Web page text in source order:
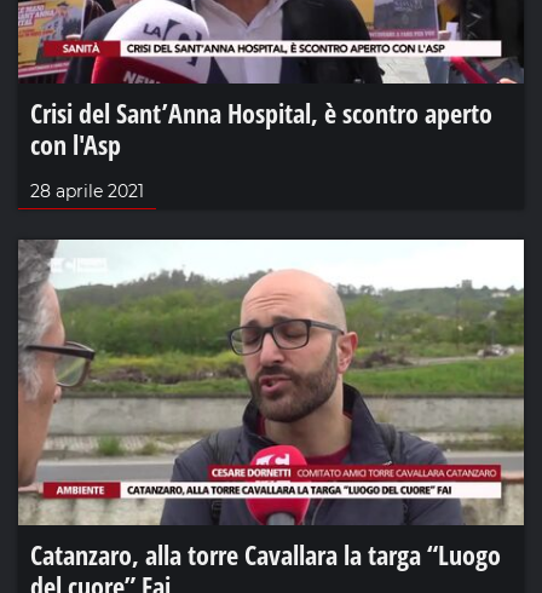
Crisi del Sant’Anna Hospital, è scontro aperto
con l'Asp
28 aprile 2021
Catanzaro, alla torre Cavallara la targa “Luogo
del cuore” Fai